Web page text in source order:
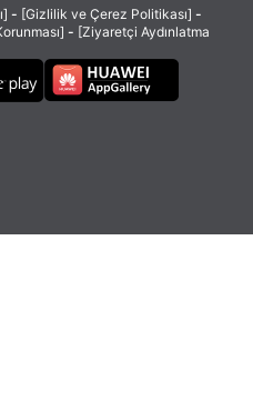
- [Gizlilik ve Çerez Politikası] -
- [Ziyaretçi Aydınlatma